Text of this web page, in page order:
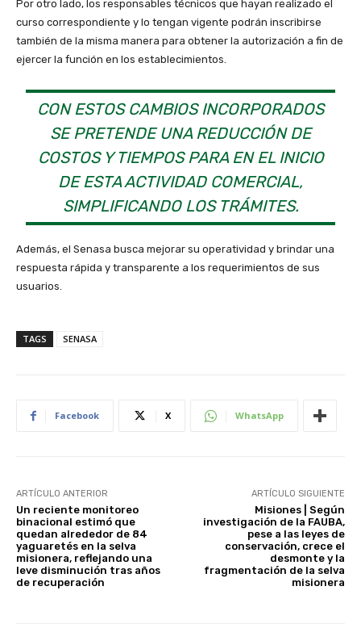
Por otro lado, los responsables técnicos que hayan realizado el
curso correspondiente y lo tengan vigente podrán inscribirse
también de la misma manera para obtener la autorización a fin de
ejercer la función en los establecimientos.
CON ESTOS CAMBIOS INCORPORADOS
SE PRETENDE UNA REDUCCIÓN DE
COSTOS Y TIEMPOS PARA EN EL INICIO
DE ESTA ACTIVIDAD COMERCIAL,
SIMPLIFICANDO LOS TRÁMITES.
Además, el Senasa busca mejorar su operatividad y brindar una
respuesta rápida y transparente a los requerimientos de sus
usuarios.
TAGS SENASA
Facebook X WhatsApp
ARTÍCULO ANTERIOR
Un reciente monitoreo
binacional estimó que
quedan alrededor de 84
yaguaretés en la selva
misionera, reflejando una
leve disminución tras años
de recuperación
ARTÍCULO SIGUIENTE
Misiones | Según
investigación de la FAUBA,
pese a las leyes de
conservación, crece el
desmonte y la
fragmentación de la selva
misionera